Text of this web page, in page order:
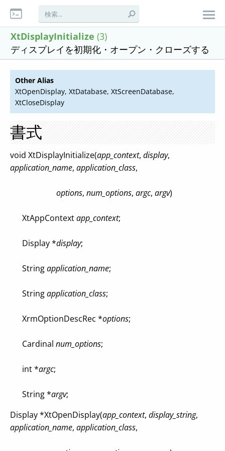
XtDisplayInitialize (3)
ディスプレイを初期化・オープン・クローズする
Other Alias
XtOpenDisplay, XtDatabase, XtScreenDatabase,
XtCloseDisplay
書式
void XtDisplayInitialize(app_context, display,
application_name, application_class,
options, num_options, argc, argv)
XtAppContextapp_context;
Display *display;
Stringapplication_name;
Stringapplication_class;
XrmOptionDescRec *options;
Cardinal num_options;
int *argc;
String *argv;
Display *XtOpenDisplay(app_context, display_string,
application_name, application_class,